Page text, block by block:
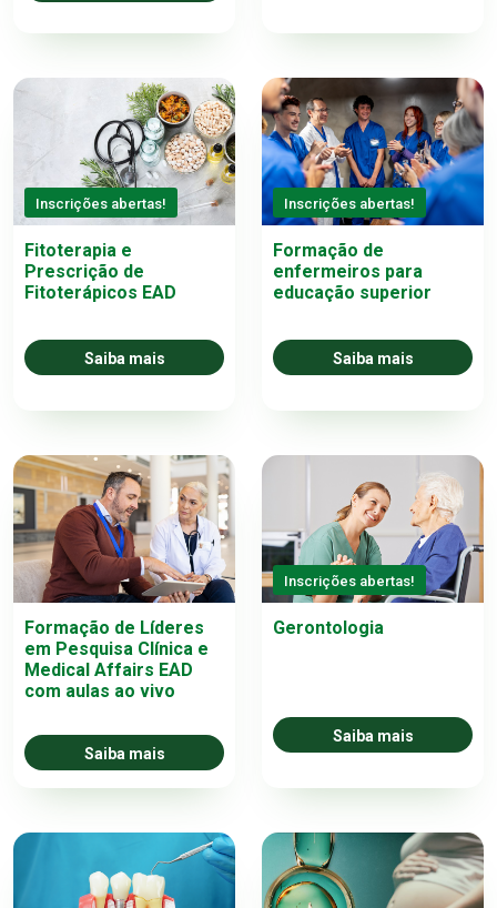
Inscrições abertas!
Fitoterapia e
Prescrição de
Fitoterápicos EAD
Saiba mais
Inscrições abertas!
Formação de
enfermeiros para
educação superior
Saiba mais
Formação de Líderes
em Pesquisa Clínica e
Medical Affairs EAD
com aulas ao vivo
Saiba mais
Inscrições abertas!
Gerontologia
Saiba mais